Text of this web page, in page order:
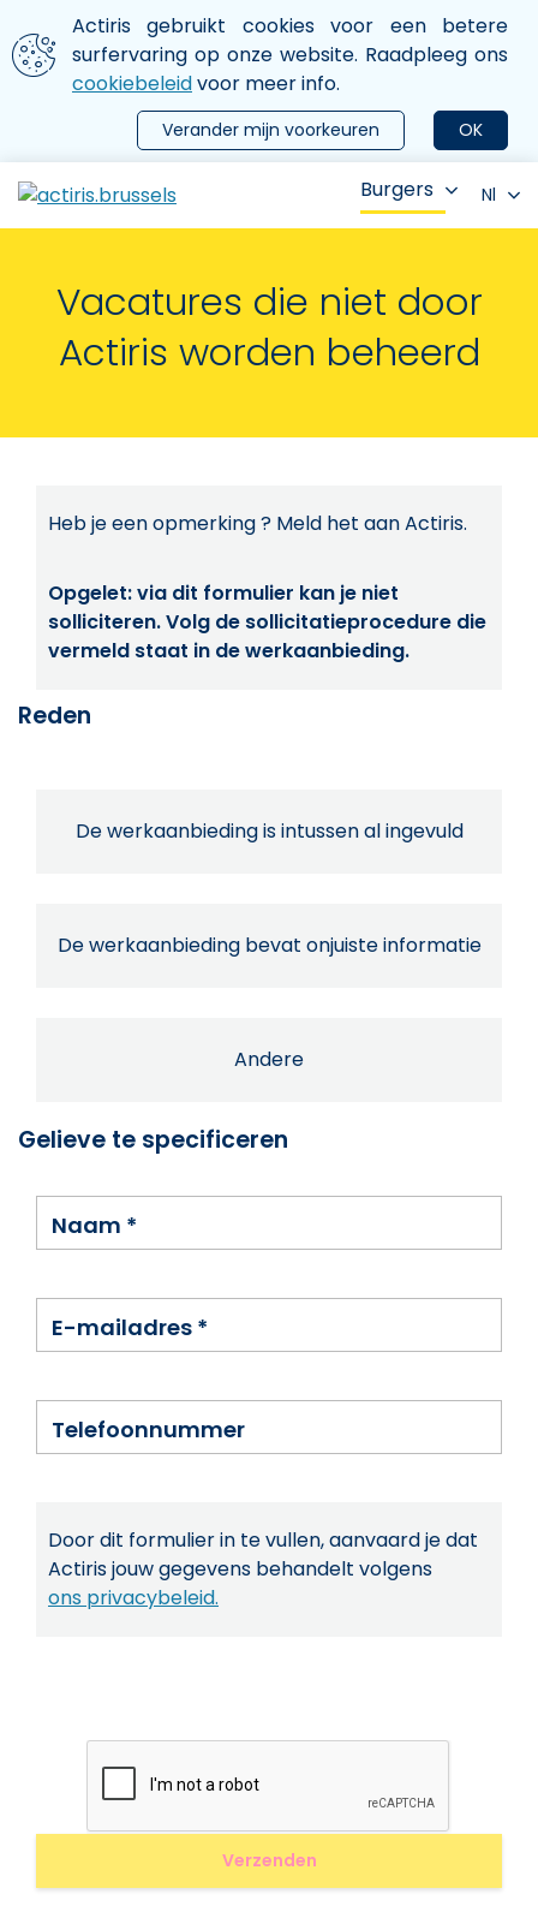
Aller au contenu principal
We gebruiken cookies
Actiris gebruikt cookies voor een betere
surfervaring op onze website. Raadpleeg ons
cookiebeleidvoor meer info.
OK
Verander mijn voorkeuren
le menu
Burgers Nl
Vacatures die niet door
Actiris worden beheerd
Heb je een opmerking ? Meld het aan Actiris.
Opgelet: via dit formulier kan je niet
solliciteren. Volg de sollicitatieprocedure die
vermeld staat in de werkaanbieding.
Reden
De werkaanbieding is intussen al ingevuld
De werkaanbieding bevat onjuiste informatie
Andere
Gelieve te specificeren
Naam *
E-mailadres *
Telefoonnummer
Door dit formulier in te vullen, aanvaard je dat
Actiris jouw gegevens behandelt volgens
ons privacybeleid.